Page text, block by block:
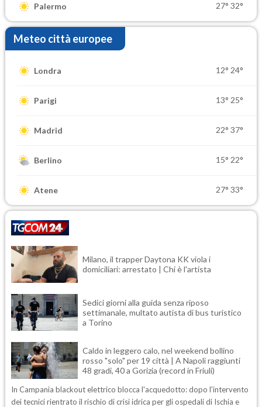
Palermo 27° 32°
Meteo città europee
Londra 12° 24°
Parigi 13° 25°
Madrid 22° 37°
Berlino 15° 22°
Atene 27° 33°
Milano, il trapper Daytona KK viola i
domiciliari: arrestato | Chi è l'artista
Sedici giorni alla guida senza riposo
settimanale, multato autista di bus turistico
a Torino
Caldo in leggero calo, nel weekend bollino
rosso "solo" per 19 città | A Napoli raggiunti
48 gradi, 40 a Gorizia (record in Friuli)
In Campania blackout elettrico blocca l'acquedotto: dopo l'intervento
dei tecnici rientrato il rischio di crisi idrica per gli ospedali di Ischia e